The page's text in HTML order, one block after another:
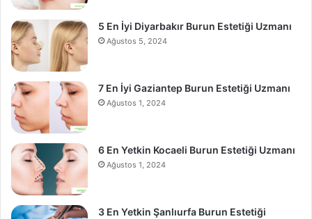
5 En İyi Diyarbakır Burun Estetiği Uzmanı
Ağustos 5, 2024
7 En İyi Gaziantep Burun Estetiği Uzmanı
Ağustos 1, 2024
6 En Yetkin Kocaeli Burun Estetiği Uzmanı
Ağustos 1, 2024
3 En Yetkin Şanlıurfa Burun Estetiği